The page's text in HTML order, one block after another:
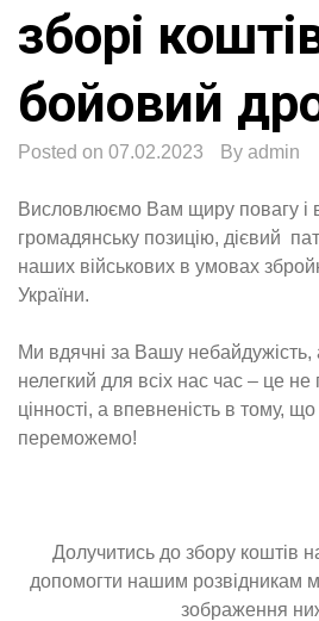
зборі
бойовий
Posted on 07.02.2023 By admin
Висловлюємо Вам щиру повагу і
громадянську позицію, дієвий
наших військових в умовах
України.
Ми вдячні за Вашу
нелегкий для всіх нас час – це не
цінності, а впевненість в тому,
переможемо!
Долучитись до збору коштів
допомогти нашим розвідникам
зображення